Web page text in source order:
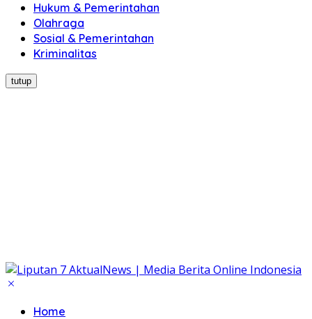
Hukum & Pemerintahan
Olahraga
Sosial & Pemerintahan
Kriminalitas
tutup
Home